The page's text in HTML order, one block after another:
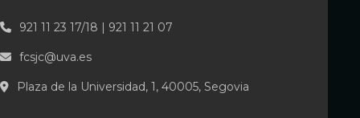
921 11 23 17/18 | 921 11 21 07
fcsjc@uva.es
Plaza de la Universidad, 1, 40005, Segovia